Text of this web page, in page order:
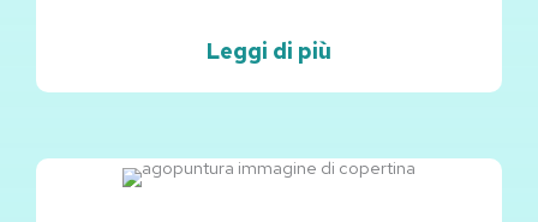
Leggi di più